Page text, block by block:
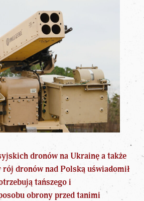
dronów na Ukrainę a także
dronów nad Polską uświadomił
tańszego i
obrony przed tanimi